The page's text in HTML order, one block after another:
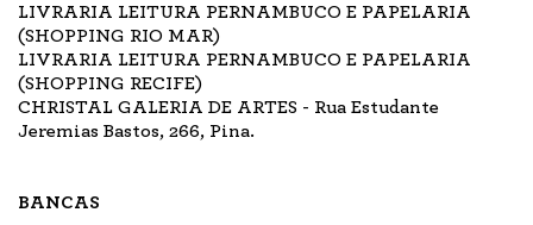
LIVRARIA LEITURA PERNAMBUCO E PAPELARIA
(SHOPPING RIO MAR)
LIVRARIA LEITURA PERNAMBUCO E PAPELARIA
(SHOPPING RECIFE)
CHRISTAL GALERIA DE ARTES - Rua Estudante
Jeremias Bastos, 266, Pina.
BANCAS